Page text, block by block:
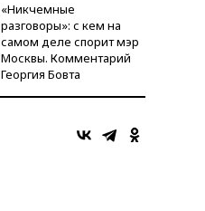
«Никчемные
разговоры»: с кем на
самом деле спорит мэр
Москвы. Комментарий
Георгия Бовта